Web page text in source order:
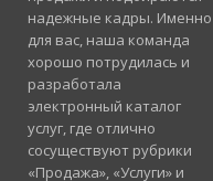
надежные кадры. Именно
для вас, наша команда
хорошо потрудилась и
разработала
электронный каталог
услуг, где отлично
сосуществуют рубрики
«Продажа», «Услуги» и